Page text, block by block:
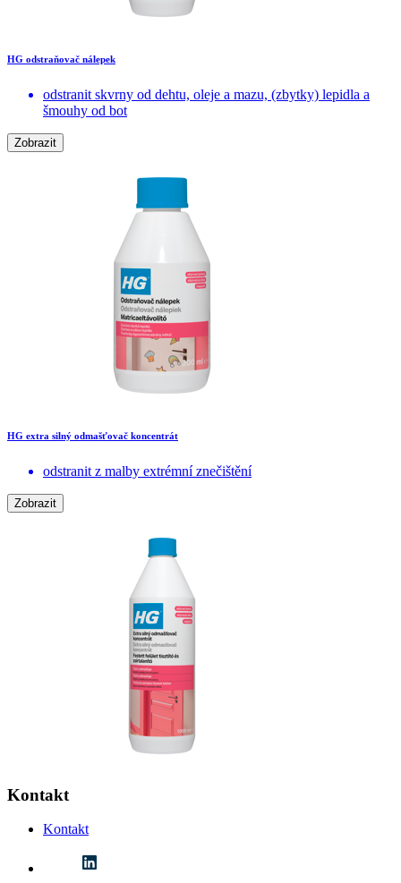
HG odstraňovač nálepek
odstranit skvrny od dehtu, oleje a mazu, (zbytky) lepidla a
šmouhy od bot
Zobrazit
HG extra silný odmašťovač koncentrát
odstranit z malby extrémní znečištění
Zobrazit
Kontakt
Kontakt